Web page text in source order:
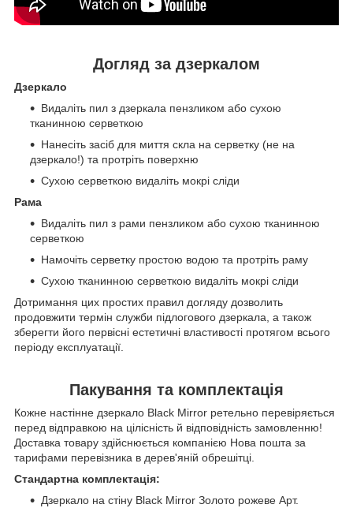
Догляд за дзеркалом
Дзеркало
Видаліть пил з дзеркала пензликом або сухою
тканинною серветкою
Нанесіть засіб для миття скла на серветку (не на
дзеркало!) та протріть поверхню
Сухою серветкою видаліть мокрі сліди
Рама
Видаліть пил з рами пензликом або сухою тканинною
серветкою
Намочіть серветку простою водою та протріть раму
Сухою тканинною серветкою видаліть мокрі сліди
Дотримання цих простих правил догляду дозволить
продовжити термін служби підлогового дзеркала, а також
зберегти його первісні естетичні властивості протягом всього
періоду експлуатації.
Пакування та комплектація
Кожне настінне дзеркало Black Mirror ретельно перевіряється
перед відправкою на цілісність й відповідність замовленню!
Доставка товару здійснюється компанією Нова пошта за
тарифами перевізника в дерев'яній обрешітці.
Стандартна комплектація:
Дзеркало на стіну Black Mirror Золото рожеве Арт.